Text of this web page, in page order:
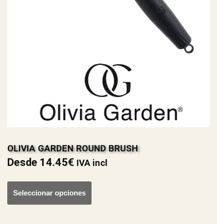
OLIVIA GARDEN ROUND BRUSH
Desde 14.45€ IVA incl
Seleccionar opciones